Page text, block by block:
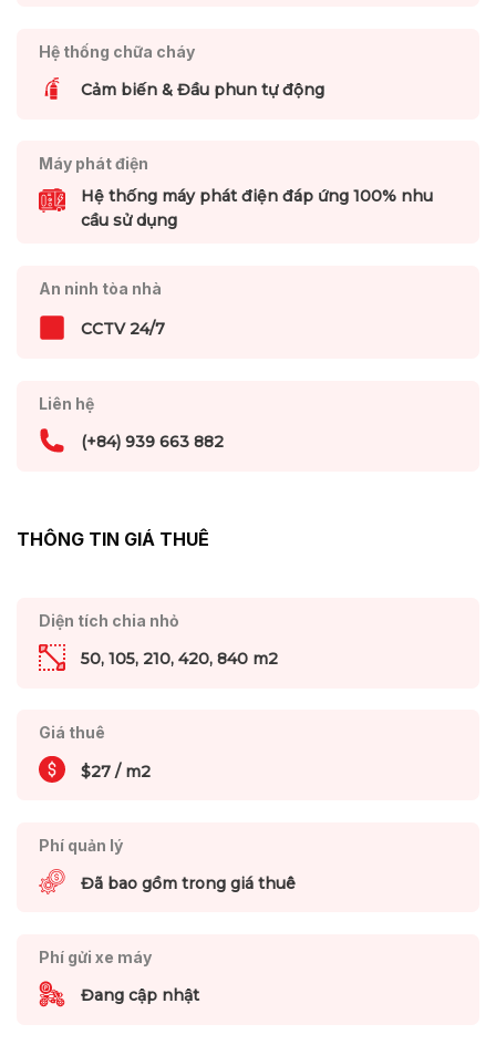
Hệ thống chữa cháy
Cảm biến & Đầu phun tự động
Máy phát điện
Hệ thống máy phát điện đáp ứng 100% nhu
cầu sử dụng
An ninh tòa nhà
CCTV 24/7
Liên hệ
(+84) 939 663 882
THÔNG TIN GIÁ THUÊ
Diện tích chia nhỏ
50, 105, 210, 420, 840 m2
Giá thuê
$27 / m2
Phí quản lý
Đã bao gồm trong giá thuê
Phí gửi xe máy
Đang cập nhật